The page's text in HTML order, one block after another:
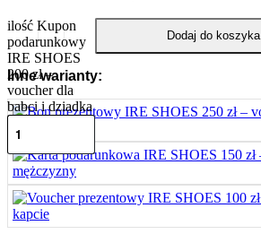
ilość Kupon
podarunkowy
IRE SHOES
200 zł –
voucher dla
babci i dziadka
Dodaj do koszyka
Inne warianty: